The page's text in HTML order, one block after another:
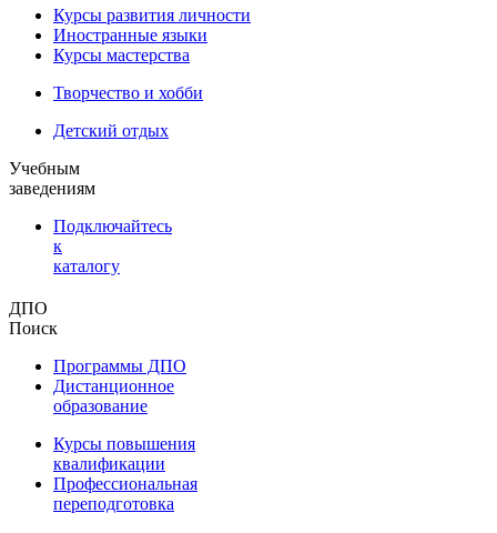
Курсы развития личности
Иностранные языки
Курсы мастерства
Творчество и хобби
Детский отдых
Учебным
заведениям
Подключайтесь
к
каталогу
ДПО
Поиск
Программы ДПО
Дистанционное
образование
Курсы повышения
квалификации
Профессиональная
переподготовка